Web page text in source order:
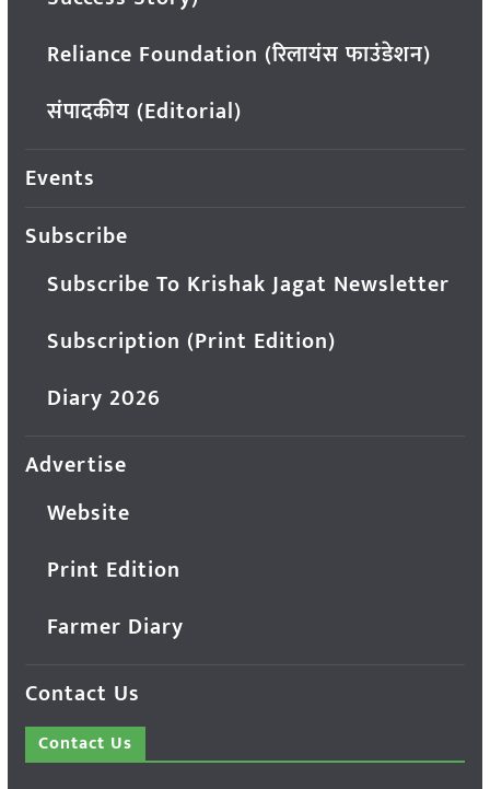
Reliance Foundation (रिलायंस फाउंडेशन)
संपादकीय (Editorial)
Events
Subscribe
Subscribe To Krishak Jagat Newsletter
Subscription (Print Edition)
Diary 2026
Advertise
Website
Print Edition
Farmer Diary
Contact Us
Contact Us